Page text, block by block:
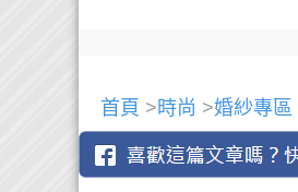
首頁 >時尚 >婚紗專區